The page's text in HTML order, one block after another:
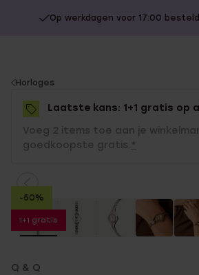
Op werkdagen voor 17:00
You
are
here:
Horloges
Laatste kans: 1+1 gratis op
Voeg 2 items toe aan je
goedkoopste gratis. *
-50%
1+1 gratis
Q & Q